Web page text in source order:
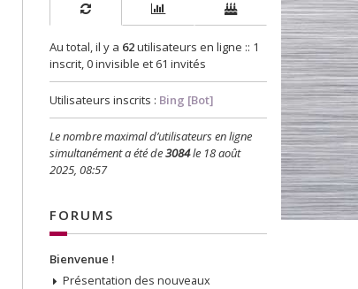
Au total, il y a 62utilisateurs en ligne :: 1
inscrit, 0 invisible et 61 invités
Utilisateurs inscrits : Bing [Bot]
Le nombre maximal d’utilisateurs en ligne
simultanément a été de3084le 18 août
2025, 08:57
FORUMS
Bienvenue !
Présentation des nouveaux